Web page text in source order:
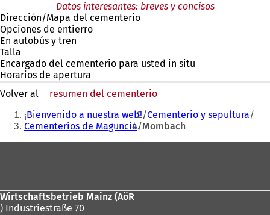
Datos interesantes: breves y concisos
Dirección/Mapa del cementerio
Opciones de entierro
En autobús y tren
Talla
Encargado del cementerio para usted in situ
Horarios de apertura
Volver al
resumen del cementerio
Estás
aquí:
¡Bienvenido a nuestra web! Cementerio y sepultura
Cementerios de Maguncia Mombach
pies
Wirtschaftsbetrieb Mainz (AöR
) Industriestraße 70